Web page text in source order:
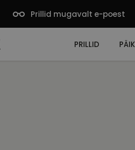
Prillid mugavalt e-poest
PRILLID